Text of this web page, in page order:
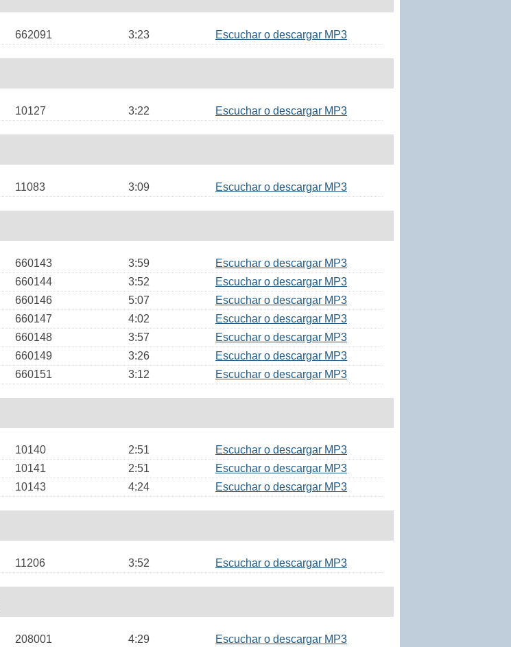
662091 3:23 Escuchar o descargar MP3
10127 3:22 Escuchar o descargar MP3
11083 3:09 Escuchar o descargar MP3
660143 3:59
Escuchar o descargar MP3
660144 3:52
Escuchar o descargar MP3
660146 5:07
Escuchar o descargar MP3
660147 4:02
Escuchar o descargar MP3
660148 3:57
Escuchar o descargar MP3
660149 3:26
Escuchar o descargar MP3
660151 3:12 Escuchar o descargar MP3
10140 2:51
Escuchar o descargar MP3
10141 2:51
Escuchar o descargar MP3
10143 4:24 Escuchar o descargar MP3
11206 3:52 Escuchar o descargar MP3
208001 4:29 Escuchar o descargar MP3